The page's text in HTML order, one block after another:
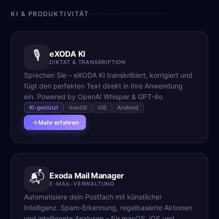
KI & PRODUKTIVITÄT
🎙️ eXODA KI
DIKTAT & TRANSKRIPTION
Sprechen Sie – eXODA KI transkribiert, korrigiert und
fügt den perfekten Text direkt in Ihre Anwendung
ein. Powered by OpenAI Whisper & GPT-4o.
KI-gestützt macOS iOS Android
Mehr erfahren
📬 Exoda Mail Manager
E-MAIL-VERWALTUNG
Automatisiere dein Postfach mit künstlicher
Intelligenz. Spam-Erkennung, regelbasierte Aktionen